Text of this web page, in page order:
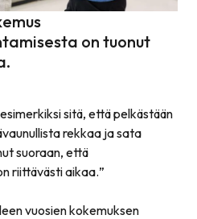
on tuonut
sitä, että pelkästään
rekkaa ja sata
suoraan, että
riittävästi aikaa.”
vuosien kokemuksen